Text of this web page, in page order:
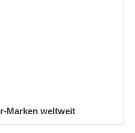
Marken weltweit